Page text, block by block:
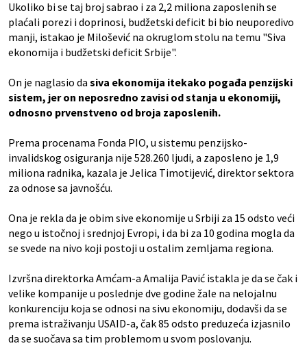
Ukoliko bi se taj broj sabrao i za 2,2 miliona zaposlenih se
plaćali porezi i doprinosi, budžetski deficit bi bio neuporedivo
manji, istakao je Milošević na okruglom stolu na temu "Siva
ekonomija i budžetski deficit Srbije".
On je naglasio da siva ekonomija itekako pogađa penzijski
sistem, jer on neposredno zavisi od stanja u ekonomiji,
odnosno prvenstveno od broja zaposlenih.
Prema procenama Fonda PIO, u sistemu penzijsko-
invalidskog osiguranja nije 528.260 ljudi, a zaposleno je 1,9
miliona radnika, kazala je Jelica Timotijević, direktor sektora
za odnose sa javnošću.
Ona je rekla da je obim sive ekonomije u Srbiji za 15 odsto veći
nego u istočnoj i srednjoj Evropi, i da bi za 10 godina mogla da
se svede na nivo koji postoji u ostalim zemljama regiona.
Izvršna direktorka Amćam-a Amalija Pavić istakla je da se čak i
velike kompanije u poslednje dve godine žale na nelojalnu
konkurenciju koja se odnosi na sivu ekonomiju, dodavši da se
prema istraživanju USAID-a, čak 85 odsto preduzeća izjasnilo
da se suočava sa tim problemom u svom poslovanju.